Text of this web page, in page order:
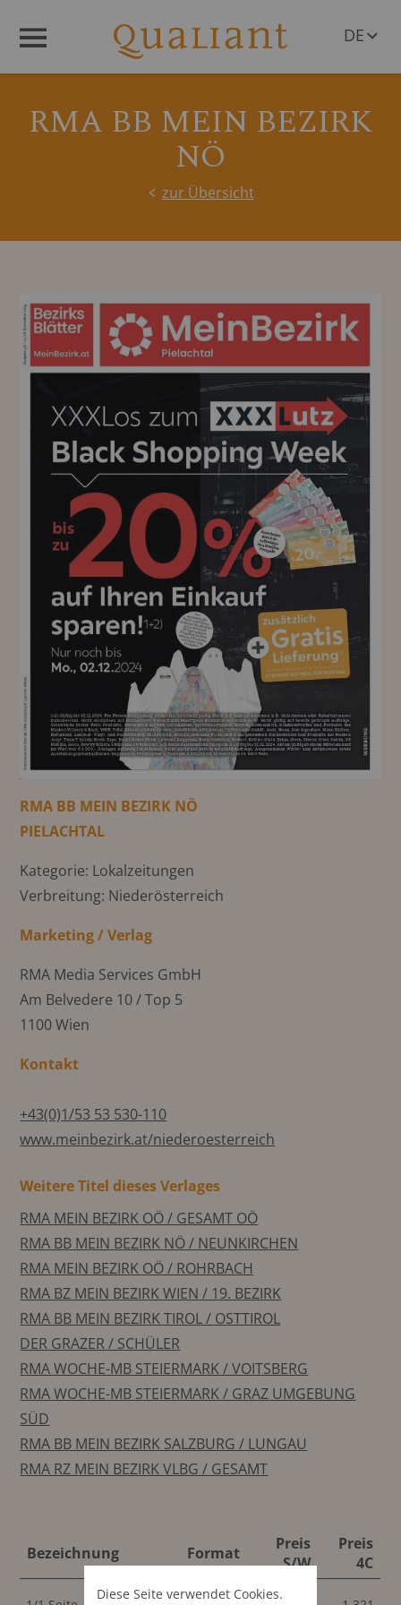
DE
RMA BB MEIN BEZIRK
NÖ
zur Übersicht
RMA BB MEIN BEZIRK NÖ
PIELACHTAL
Kategorie: Lokalzeitungen
Verbreitung: Niederösterreich
Marketing / Verlag
RMA Media Services GmbH
Am Belvedere 10 / Top 5
1100 Wien
Kontakt
+43(0)1/53 53 530-110
www.meinbezirk.at/niederoesterreich
Weitere Titel dieses Verlages
RMA MEIN BEZIRK OÖ / GESAMT OÖ
RMA BB MEIN BEZIRK NÖ / NEUNKIRCHEN
RMA MEIN BEZIRK OÖ / ROHRBACH
RMA BZ MEIN BEZIRK WIEN / 19. BEZIRK
RMA BB MEIN BEZIRK TIROL / OSTTIROL
DER GRAZER / SCHÜLER
RMA WOCHE-MB STEIERMARK / VOITSBERG
RMA WOCHE-MB STEIERMARK / GRAZ UMGEBUNG
SÜD
RMA BB MEIN BEZIRK SALZBURG / LUNGAU
RMA RZ MEIN BEZIRK VLBG / GESAMT
Bezeichnung Format
Preis
S/W
Preis
4C
200x260
Diese Seite verwendet Cookies.